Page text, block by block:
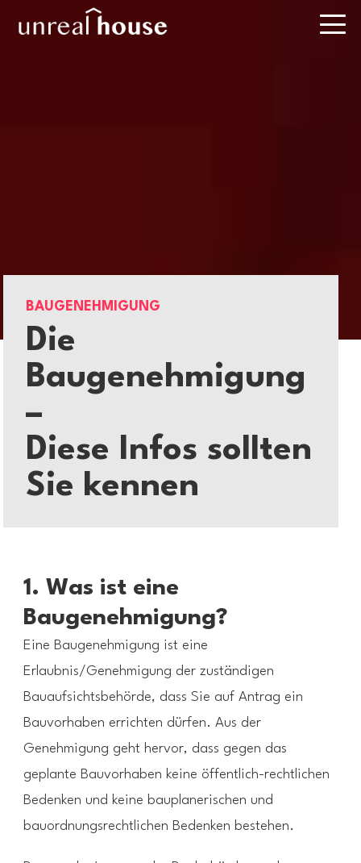
BAUGENEHMIGUNG
Die
Baugenehmigung
–
Diese Infos sollten
Sie kennen
1. Was ist eine
Baugenehmigung?
Eine Baugenehmigung ist eine
Erlaubnis/Genehmigung der zuständigen
Bauaufsichtsbehörde, dass Sie auf Antrag ein
Bauvorhaben errichten dürfen. Aus der
Genehmigung geht hervor, dass gegen das
geplante Bauvorhaben keine öffentlich-rechtlichen
Bedenken und keine bauplanerischen und
bauordnungsrechtlichen Bedenken bestehen.